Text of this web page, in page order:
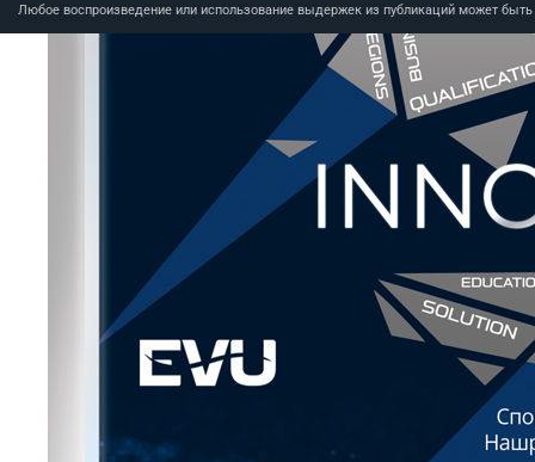
Любое воспроизведение или использование выдержек из публикаций может